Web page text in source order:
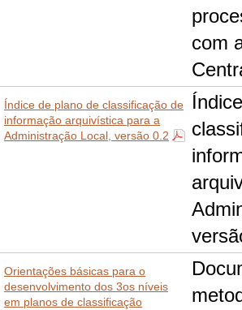
com
Índice de plano de classificação de
informação arquivística para a
Administração Local, versão 0.2
Orientações básicas para o
desenvolvimento dos 3os níveis
em planos de classificação